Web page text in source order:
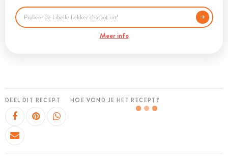
Meer info
DEEL DIT RECEPT HOE VOND JE HET RECEPT?